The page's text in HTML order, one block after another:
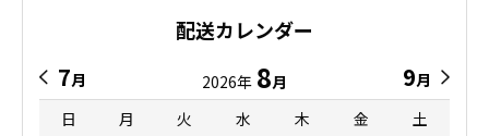
配送カレンダー
7月 2026年 8月 9月
日
月 火 水 木 金
土